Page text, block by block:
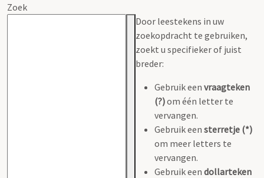
Zoek
Door leestekens in uw
zoekopdracht te gebruiken,
zoekt u specifieker of juist
breder:
Gebruik een vraagteken
(?)om één letter te
vervangen.
Gebruik een sterretje (*)
om meer letters te
vervangen.
Gebruik een dollarteken